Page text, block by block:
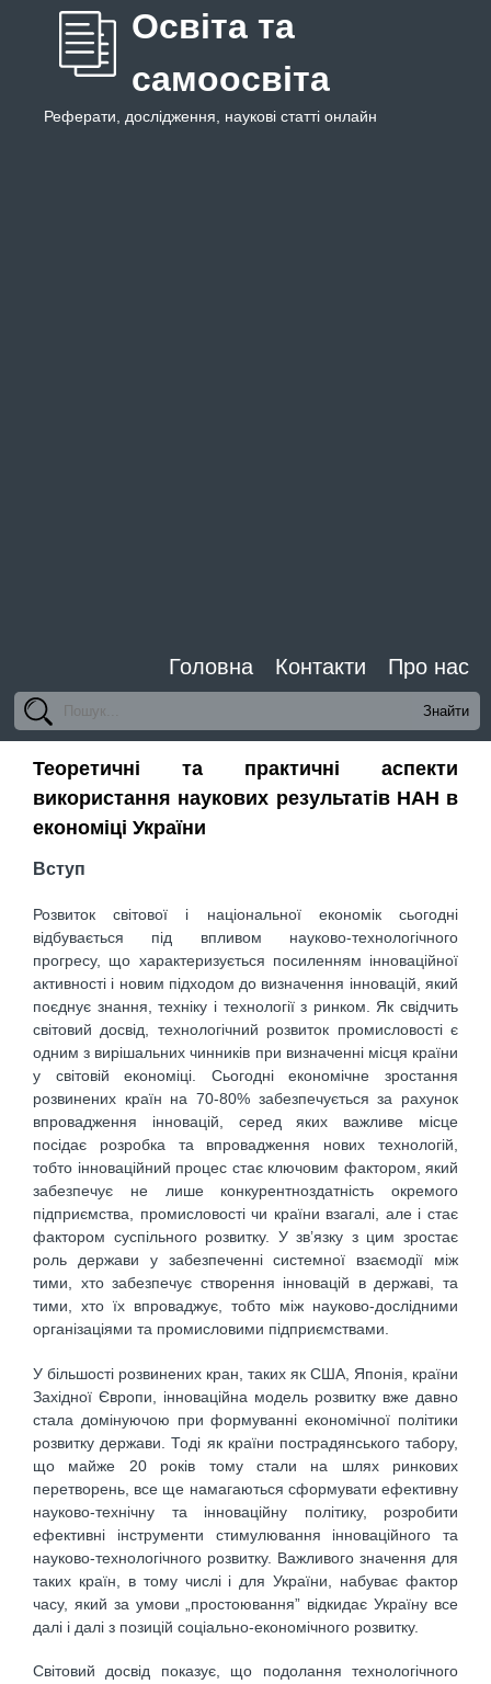
Освіта та
самоосвіта
Реферати, дослідження, наукові статті онлайн
Головна Контакти Про нас
Теоретичні та практичні аспекти
використання наукових результатів НАН в
економіці України
Вступ
Розвиток світової і національної економік сьогодні
відбувається під впливом науково-технологічного
прогресу, що характеризується посиленням інноваційної
активності і новим підходом до визначення інновацій, який
поєднує знання, техніку і технології з ринком. Як свідчить
світовий досвід, технологічний розвиток промисловості є
одним з вирішальних чинників при визначенні місця країни
у світовій економіці. Сьогодні економічне зростання
розвинених країн на 70-80% забезпечується за рахунок
впровадження інновацій, серед яких важливе місце
посідає розробка та впровадження нових технологій,
тобто інноваційний процес стає ключовим фактором, який
забезпечує не лише конкурентноздатність окремого
підприємства, промисловості чи країни взагалі, але і стає
фактором суспільного розвитку. У зв’язку з цим зростає
роль держави у забезпеченні системної взаємодії між
тими, хто забезпечує створення інновацій в державі, та
тими, хто їх впроваджує, тобто між науково-дослідними
організаціями та промисловими підприємствами.
У більшості розвинених кран, таких як США, Японія, країни
Західної Європи, інноваційна модель розвитку вже давно
стала домінуючою при формуванні економічної політики
розвитку держави. Тоді як країни пострадянського табору,
що майже 20 років тому стали на шлях ринкових
перетворень, все ще намагаються сформувати ефективну
науково-технічну та інноваційну політику, розробити
ефективні інструменти стимулювання інноваційного та
науково-технологічного розвитку. Важливого значення для
таких країн, в тому числі і для України, набуває фактор
часу, який за умови „простоювання” відкидає Україну все
далі і далі з позицій соціально-економічного розвитку.
Світовий досвід показує, що подолання технологічного